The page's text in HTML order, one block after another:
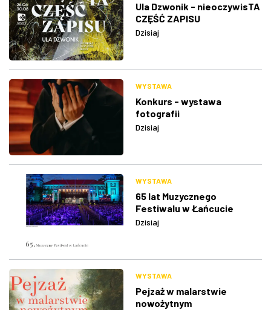
Ula Dzwonik - nieoczywisTA
CZĘŚĆ ZAPISU
Dzisiaj
WYSTAWA
Konkurs - wystawa
fotografii
Dzisiaj
WYSTAWA
65 lat Muzycznego
Festiwalu w Łańcucie
Dzisiaj
WYSTAWA
Pejzaż w malarstwie
nowożytnym